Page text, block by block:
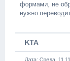
формами, не
нужно
KTA
Дата: Среда,